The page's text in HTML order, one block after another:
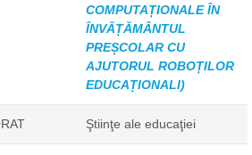
COMPUTAȚIONALE ÎN
ÎNVĂȚĂMÂNTUL
PREȘCOLAR CU
AJUTORUL ROBOȚILOR
EDUCAȚIONALI)
Ştiinţe ale educaţiei